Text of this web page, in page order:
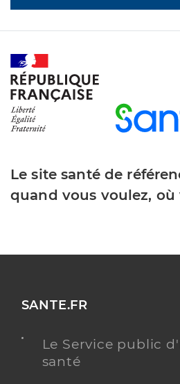
Le site santé de
quand vous voulez, où
SANTE.FR
Le Service public
santé